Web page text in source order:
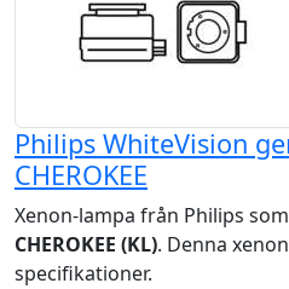
Philips WhiteVision
CHEROKEE
Xenon-lampa från Philips
CHEROKEE (KL). Denna
specifikationer.